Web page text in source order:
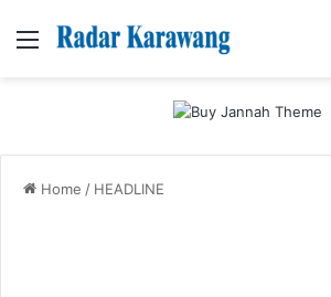
Menu
Home / HEADLINE